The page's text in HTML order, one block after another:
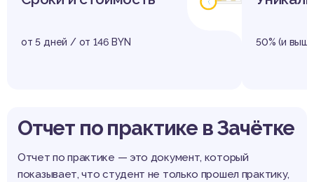
от 5 дней / от 146 BYN 50% (и
Отчет по практике в Зачётке
Отчет по практике — это документ, который
показывает, что студент не только прошел практику,